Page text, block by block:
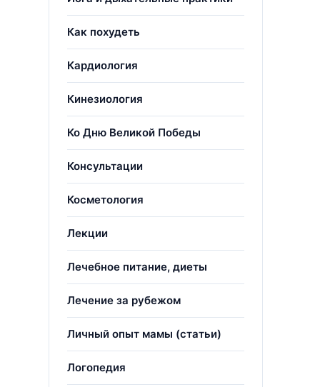
Как похудеть
Кардиология
Кинезиология
Ко Дню Великой Победы
Консультации
Косметология
Лекции
Лечебное питание, диеты
Лечение за рубежом
Личный опыт мамы (статьи)
Логопедия